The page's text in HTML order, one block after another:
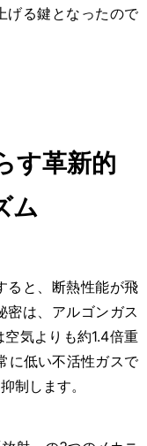
げる鍵となったので
す革新的
ム
ると、断熱性能が飛
密は、アルゴンガス
気よりも約1.4倍重
に低い不活性ガスで
制します。